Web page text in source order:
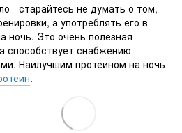
- старайтесь не думать о том,
а употреблять его в
ночь. Это очень полезная
способствует снабжению
Наилучшим протеином на ночь
.